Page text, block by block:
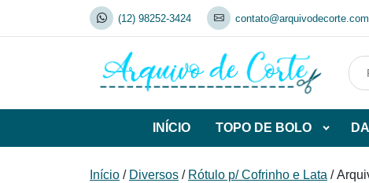
(12) 98252-3424
INÍCIO TOPO DE BOLO
de
Início / Diversos / Rótulo p/ Cofrinho e Lata /